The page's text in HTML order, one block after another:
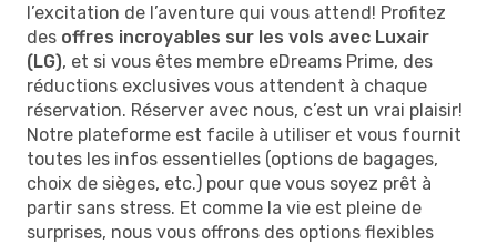
l’excitation de l’aventure qui vous attend! Profitez
des offres incroyables sur les vols avec Luxair
(LG), et si vous êtes membre eDreams Prime, des
réductions exclusives vous attendent à chaque
réservation. Réserver avec nous, c’est un vrai plaisir!
Notre plateforme est facile à utiliser et vous fournit
toutes les infos essentielles (options de bagages,
choix de sièges, etc.) pour que vous soyez prêt à
partir sans stress. Et comme la vie est pleine de
surprises, nous vous offrons des options flexibles